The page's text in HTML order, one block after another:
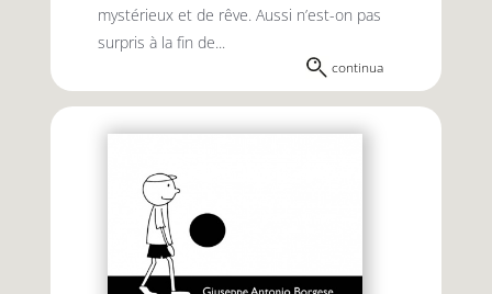
mystérieux et de rêve. Aussi n’est-on pas
surpris à la fin de...
continua